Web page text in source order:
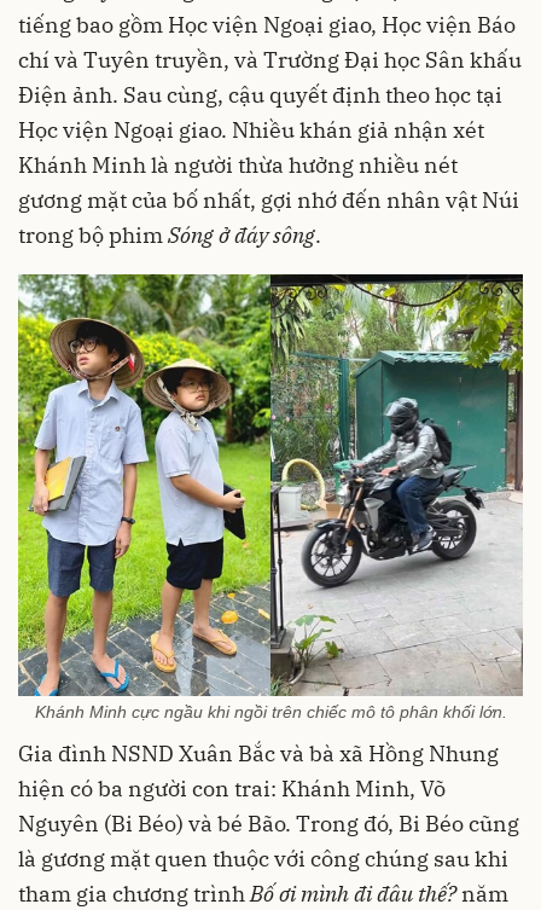
tiếng bao gồm Học viện Ngoại giao, Học viện Báo
chí và Tuyên truyền, và Trường Đại học Sân khấu
Điện ảnh. Sau cùng, cậu quyết định theo học tại
Học viện Ngoại giao. Nhiều khán giả nhận xét
Khánh Minh là người thừa hưởng nhiều nét
gương mặt của bố nhất, gợi nhớ đến nhân vật Núi
trong bộ phimSóng ở đáy sông.
Khánh Minh cực ngầu khi ngồi trên chiếc mô tô phân khối lớn.
Gia đình NSND Xuân Bắc và bà xã Hồng Nhung
hiện có ba người con trai: Khánh Minh, Võ
Nguyên (Bi Béo) và bé Bão. Trong đó, Bi Béo cũng
là gương mặt quen thuộc với công chúng sau khi
tham gia chương trìnhBố ơi mình đi đâu thế?năm